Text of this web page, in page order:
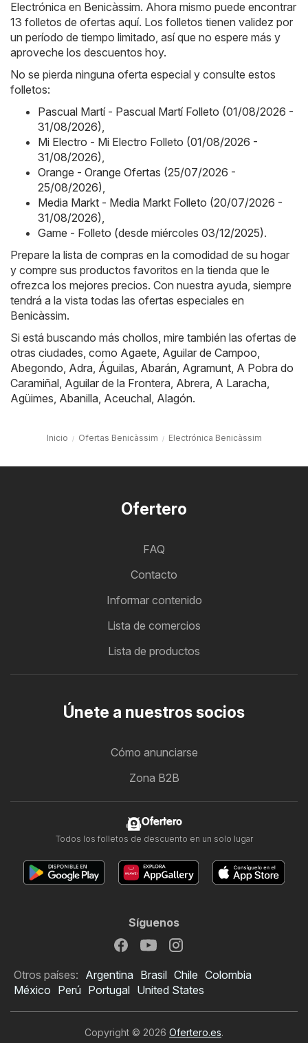
Electrónica en Benicàssim. Ahora mismo puede encontrar
13 folletos de ofertas aquí. Los folletos tienen validez por
un período de tiempo limitado, así que no espere más y
aproveche los descuentos hoy.
No se pierda ninguna oferta especial y consulte estos
folletos:
Pascual Martí - Pascual Martí Folleto (01/08/2026 -
31/08/2026),
Mi Electro - Mi Electro Folleto (01/08/2026 -
31/08/2026),
Orange - Orange Ofertas (25/07/2026 -
25/08/2026),
Media Markt - Media Markt Folleto (20/07/2026 -
31/08/2026),
Game - Folleto (desde miércoles 03/12/2025).
Prepare la lista de compras en la comodidad de su hogar
y compre sus productos favoritos en la tienda que le
ofrezca los mejores precios. Con nuestra ayuda, siempre
tendrá a la vista todas las ofertas especiales en
Benicàssim.
Si está buscando más chollos, mire también las ofertas de
otras ciudades, como Agaete, Aguilar de Campoo,
Abegondo, Adra, Águilas, Abarán, Agramunt, A Pobra do
Caramiñal, Aguilar de la Frontera, Abrera, A Laracha,
Agüimes, Abanilla, Aceuchal, Alagón.
Inicio Ofertas Benicàssim Electrónica Benicàssim
Ofertero
FAQ
Contacto
Informar contenido
Lista de comercios
Lista de productos
Únete a nuestros socios
Cómo anunciarse
Zona B2B
Ofertero
Todos los folletos de descuento en un solo lugar
Síguenos
Otros países: Argentina Brasil Chile Colombia
México Perú Portugal United States
Copyright © 2026 Ofertero.es.